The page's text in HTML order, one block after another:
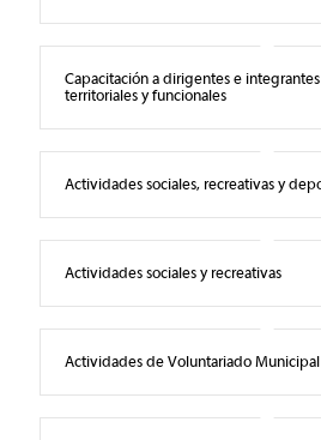
Capacitación a dirigentes e
territoriales y funcionales
Actividades sociales, recreativas y
Actividades sociales y recreativas
Actividades de Voluntariado Municipal